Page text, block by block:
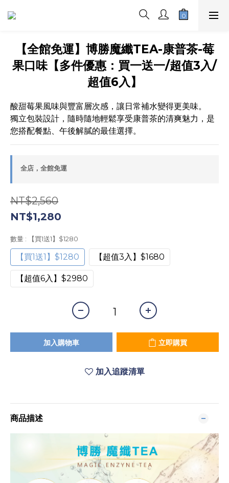
【全館免運】博勝魔纖TEA-康普茶-莓
果口味【多件優惠：買一送一/超值3入/
超值6入】
酸甜莓果風味與豐富層次感，讓日常補水變得更美味。
獨立包裝設計，隨時隨地輕鬆享受康普茶的清爽魅力，是
您搭配餐點、午後解膩的最佳選擇。
全店，全館免運
NT$2,560
NT$1,280
數量 : 【買1送1】$1280
【買1送1】$1280 【超值3入】$1680
【超值6入】$2980
加入購物車 立即購買
加入追蹤清單
商品描述